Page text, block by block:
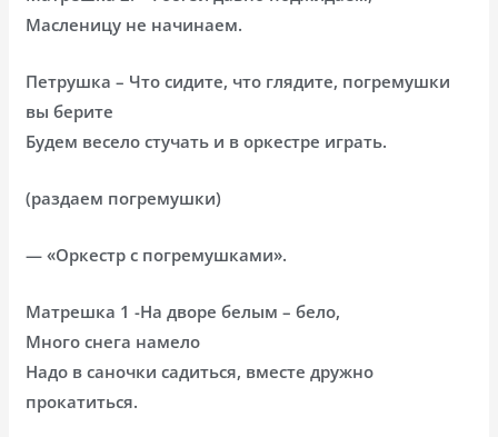
Масленицу не начинаем.
Петрушка – Что сидите, что глядите, погремушки
вы берите
Будем весело стучать и в оркестре играть.
(раздаем погремушки)
— «Оркестр с погремушками».
Матрешка 1 -На дворе белым – бело,
Много снега намело
Надо в саночки садиться, вместе дружно
прокатиться.